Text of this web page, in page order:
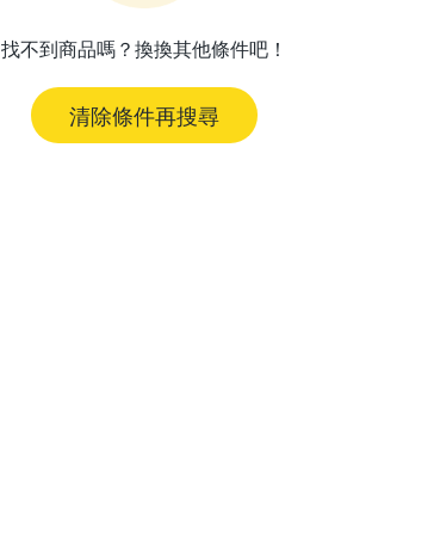
找不到商品嗎？換換其他條件吧！
清除條件再搜尋